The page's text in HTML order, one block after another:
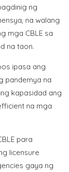
ng
na walang
mga CBLE sa
na taon.
ipasa ang
pandemya na
kapasidad ang
na mga
para
licensure
gaya ng